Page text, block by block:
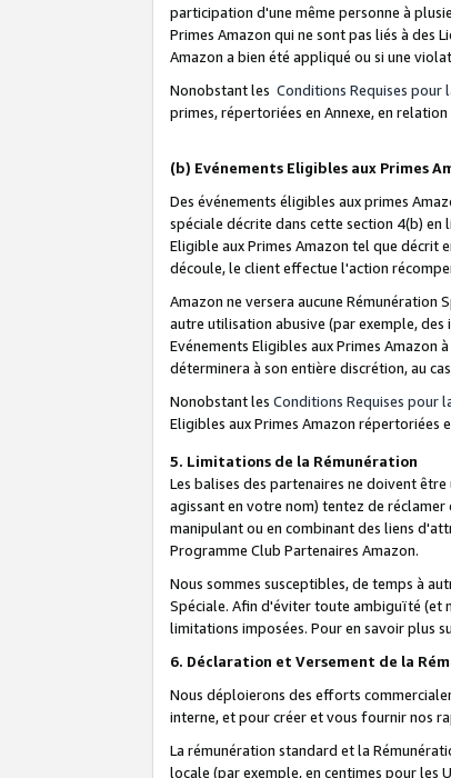
participation d'une même personne à
Primes Amazon qui ne sont pas liés à des
Amazon a bien été appliqué ou si une
Nonobstant les Conditions Requises pour
primes, répertoriées en Annexe, en
(b) Evénements Eligibles aux Primes
Des événements éligibles aux primes
spéciale décrite dans cette section 4(b) en
Eligible aux Primes Amazon tel que décrit
découle, le client effectue l'action
Amazon ne versera aucune Rémunération
autre utilisation abusive (par exemple,
Evénements Eligibles aux Primes Amazon
déterminera à son entière discrétion, au
Nonobstant les Conditions Requises pour
Eligibles aux Primes Amazon répertoriées
5. Limitations de la Rémunération
Les balises des partenaires ne doivent
agissant en votre nom) tentez de
manipulant ou en combinant des liens
Programme Club Partenaires Amazon.
Nous sommes susceptibles, de temps à
Spéciale. Afin d'éviter toute ambiguïté (et
limitations imposées. Pour en savoir plus
6. Déclaration et Versement de la
Nous déploierons des efforts
interne, et pour créer et vous fournir nos
La rémunération standard et la
locale (par exemple, en centimes pour les